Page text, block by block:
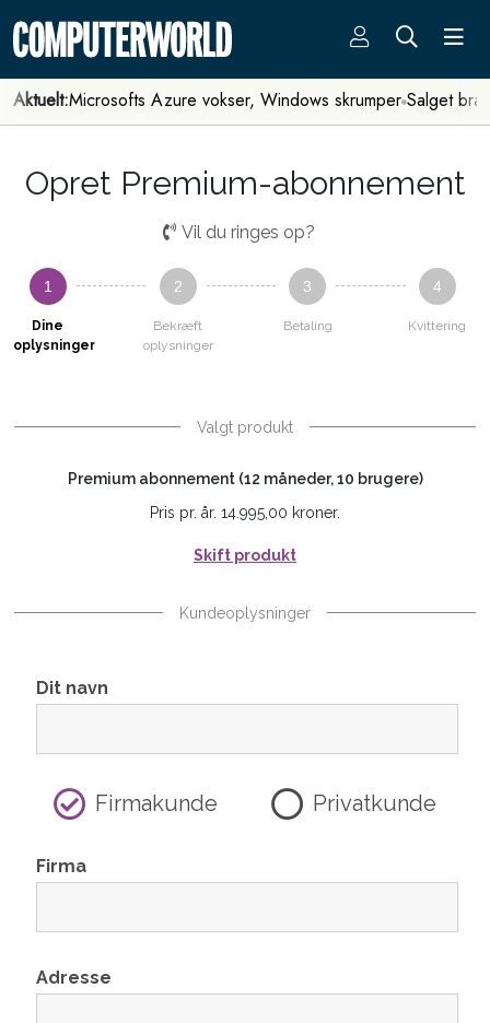
Aktuelt:Microsofts Azure vokser, Windows skrumper Salget
Opret Premium-abonnement
Vil du ringes op?
1
Dine
oplysninger
2
Bekræft
oplysninger
3
Betaling
4
Kvittering
Valgt produkt
Premium abonnement (12 måneder, 10 brugere)
Pris pr. år. 14.995,00 kroner.
Skift produkt
Kundeoplysninger
Dit navn
Firmakunde Privatkunde
Firma
Adresse